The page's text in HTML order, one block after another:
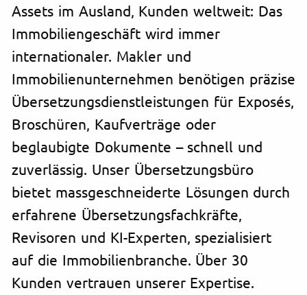
Assets im Ausland, Kunden weltweit: Das
Immobiliengeschäft wird immer
internationaler. Makler und
Immobilienunternehmen benötigen präzise
Übersetzungsdienstleistungen für Exposés,
Broschüren, Kaufverträge oder
beglaubigte Dokumente – schnell und
zuverlässig. Unser Übersetzungsbüro
bietet massgeschneiderte Lösungen durch
erfahrene Übersetzungsfachkräfte,
Revisoren und KI-Experten, spezialisiert
auf die Immobilienbranche. Über 30
Kunden vertrauen unserer Expertise.